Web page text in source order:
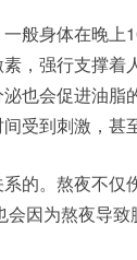
身体在晚上
，强行支撑
也会促进油脂
受到刺激，甚
。熬夜不仅
因为熬夜导